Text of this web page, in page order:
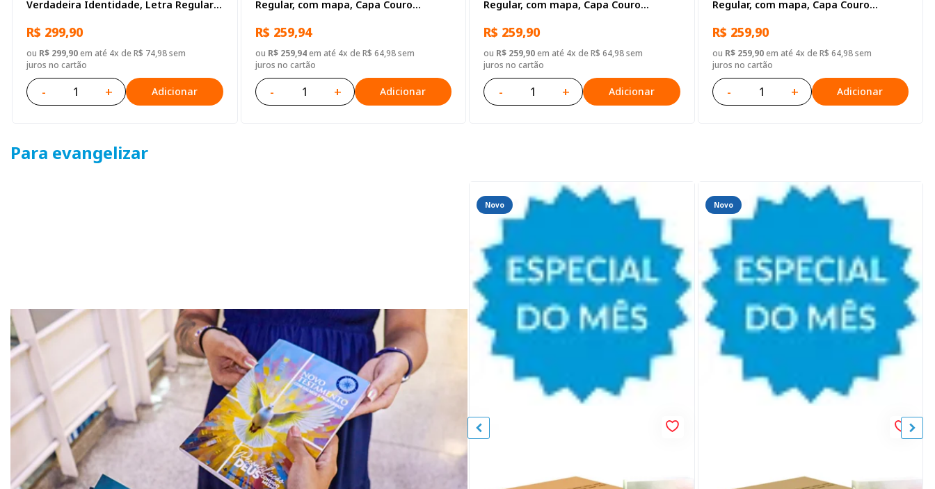
Verdadeira Identidade, Letra Regular,
Ilustrada Marrom
R$ 299,90
ou R$ 299,90em até 4x de R$ 74,98 sem
juros no cartão
- + Adicionar
Regular, com mapa, Capa Couro
R$ 259,94
ou R$ 259,94em até 4x de R$ 64,98 sem
juros no cartão
- + Adicionar
Regular, com mapa, Capa Couro
R$ 259,90
ou R$ 259,90em até 4x de R$ 64,98 sem
juros no cartão
- + Adicionar
Regular, com mapa, Capa Couro
R$ 259,90
ou R$ 259,90em até 4x de R$ 64,98 sem
juros no cartão
- + Adicionar
Para evangelizar
Novo Novo